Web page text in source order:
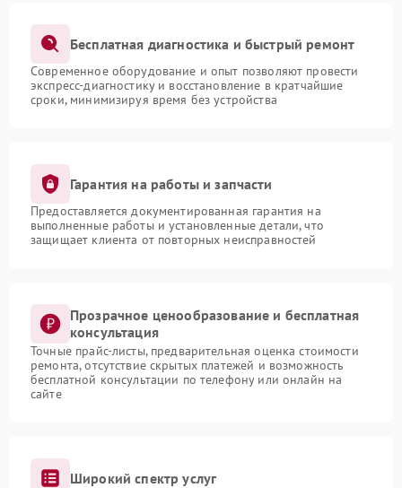
Бесплатная диагностика и быстрый ремонт
Современное оборудование и опыт позволяют провести
экспресс-диагностику и восстановление в кратчайшие
сроки, минимизируя время без устройства
Гарантия на работы и запчасти
Предоставляется документированная гарантия на
выполненные работы и установленные детали, что
защищает клиента от повторных неисправностей
Прозрачное ценообразование и бесплатная
консультация
Точные прайс-листы, предварительная оценка стоимости
ремонта, отсутствие скрытых платежей и возможность
бесплатной консультации по телефону или онлайн на
сайте
Широкий спектр услуг